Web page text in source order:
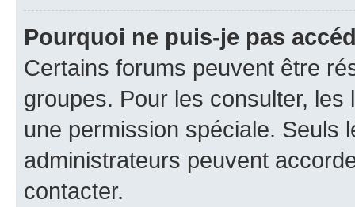
Pourquoi ne puis-je pas
Certains forums peuvent être
groupes. Pour les consulter,
une permission spéciale. Seuls
administrateurs peuvent
contacter.